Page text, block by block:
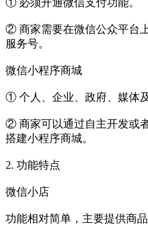
② 商家需要在微信公众平台
服务号。
微信小程序商城
① 个人、企业、政府、媒体
② 商家可以通过自主开发或
搭建小程序商城。
2. 功能特点
微信小店
功能相对简单，主要提供商